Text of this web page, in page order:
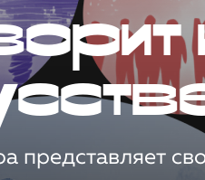
представляет